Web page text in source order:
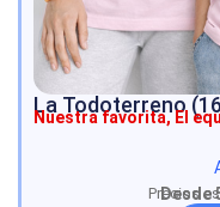
La Todoterreno
Nuestra favorita, El
Desde
Precios